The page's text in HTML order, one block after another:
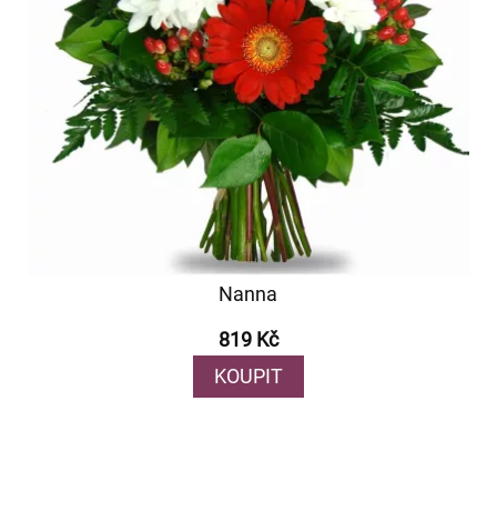
Nanna
819 Kč
KOUPIT